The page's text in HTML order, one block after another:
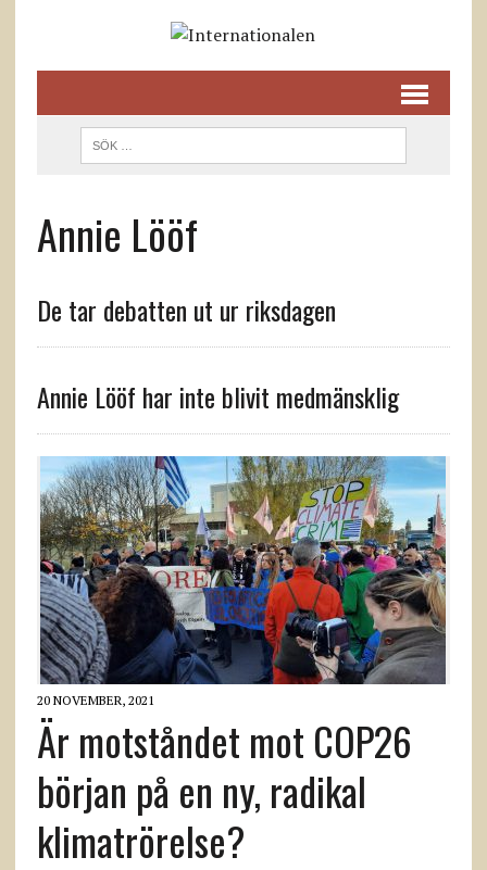
Annie Lööf
De tar debatten ut ur riksdagen
Annie Lööf har inte blivit medmänsklig
20 NOVEMBER, 2021
Är motståndet mot COP26
början på en ny, radikal
klimatrörelse?